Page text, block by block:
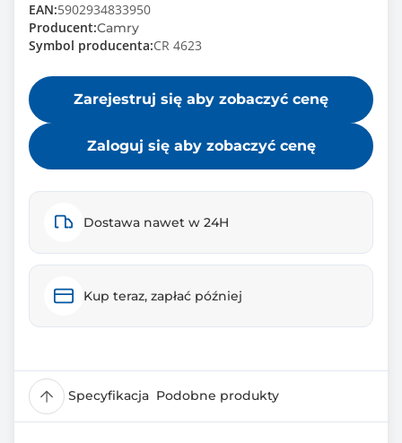
EAN:5902934833950
Producent:Camry
Symbol producenta:CR 4623
Zarejestruj się aby zobaczyć cenę
Zaloguj się aby zobaczyć cenę
Dostawa nawet w 24H
Kup teraz, zapłać później
Specyfikacja Podobne produkty